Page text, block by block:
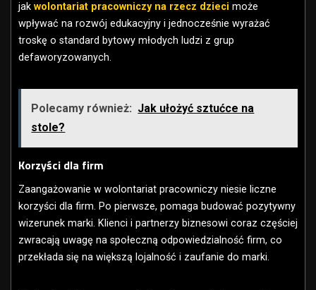
jak wolontariat pracowniczy na rzecz dzieci może
wpływać na rozwój edukacyjny i jednocześnie wyrażać
troskę o standard bytowy młodych ludzi z grup
defaworyzowanych.
Polecamy również: Jak ułożyć sztućce na
stole?
Korzyści dla firm
Zaangażowanie w wolontariat pracowniczy niesie liczne
korzyści dla firm. Po pierwsze, pomaga budować pozytywny
wizerunek marki. Klienci i partnerzy biznesowi coraz częściej
zwracają uwagę na społeczną odpowiedzialność firm, co
przekłada się na większą lojalność i zaufanie do marki.